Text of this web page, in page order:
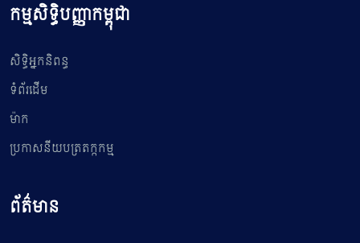
កម្មសិទ្ធិបញ្ញាកម្ពុជា
សិទ្ធិអ្នកនិពន្ធ
ទំព័រដើម
ម៉ាក
ប្រកាសនីយបត្រតក្កកម្ម
ព័ត៌មាន